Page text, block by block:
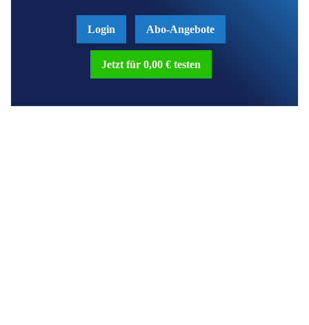
Login Abo-Angebote
Jetzt für 0,00 € testen